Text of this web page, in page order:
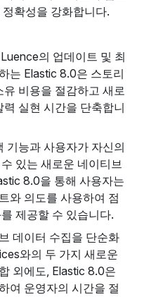
확성을 강화합니다.
의 업데이트 및 최
는 Elastic 8.0은 스토리
비용을 절감하고 새로
실현 시간을 단축합니
기능과 사용자가 자신의
있는 새로운 네이티브
8.0을 통해 사용자는
와 의도를 사용하여 점
제공할 수 있습니다.
데이터 수집을 단순화
와의 두 가지 새로운
외에도, Elastic 8.0은
여 운영자의 시간을 절